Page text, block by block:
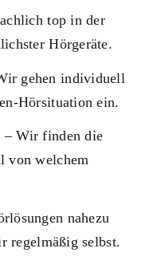
top in der
Hörgeräte.
gehen individuell
Hörsituation ein.
– Wir finden die
von welchem
nahezu
regelmäßig selbst.